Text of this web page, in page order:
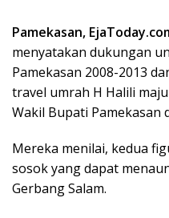
Pamekasan,
menyatakan dukungan
Pamekasan 2008-2013
travel umrah H Halili
Wakil Bupati Pamekasan
Mereka menilai, kedua
sosok yang dapat
Gerbang Salam.